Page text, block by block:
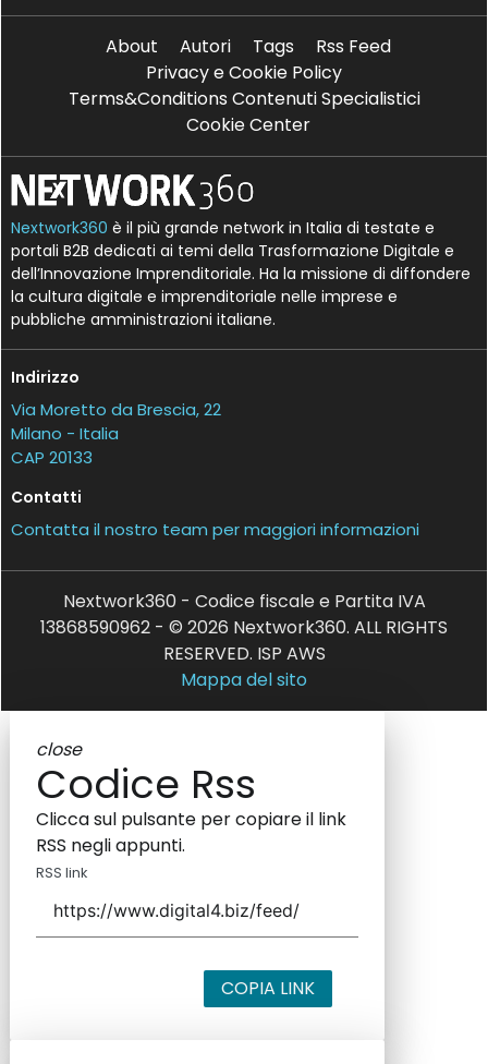
About Autori Tags
Rss Feed
Privacy e Cookie Policy
Terms&Conditions Contenuti Specialistici
Cookie Center
Nextwork360 è il più grande network in Italia di testate e
portali B2B dedicati ai temi della Trasformazione Digitale e
dell’Innovazione Imprenditoriale. Ha la missione di diffondere
la cultura digitale e imprenditoriale nelle imprese e
pubbliche amministrazioni italiane.
Indirizzo
Via Moretto da Brescia, 22
Milano - Italia
CAP 20133
Contatti
Contatta il nostro team per maggiori informazioni
Nextwork360 - Codice fiscale e Partita IVA
13868590962 - © 2026 Nextwork360. ALL RIGHTS
RESERVED. ISP AWS
Mappa del sito
close
Codice Rss
Clicca sul pulsante per copiare il link
RSS negli appunti.
RSS link
COPIA LINK